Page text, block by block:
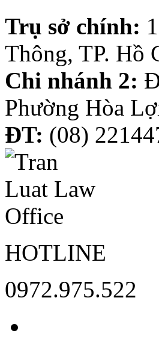
Trụ sở chính:
Thông, TP. Hồ
Chi nhánh 2:
Phường Hòa
ĐT: (08)
HOTLINE
0972.975.522